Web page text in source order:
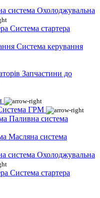
Охолоджувальна
Система стартера
Система керування
Запчастини до
ГРМ
Паливна система
Масляна система
Охолоджувальна
Система стартера